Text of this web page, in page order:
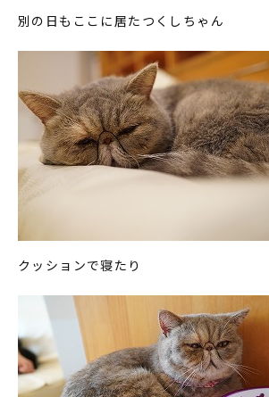
別の日もここに居たつくしちゃん
クッションで寝たり